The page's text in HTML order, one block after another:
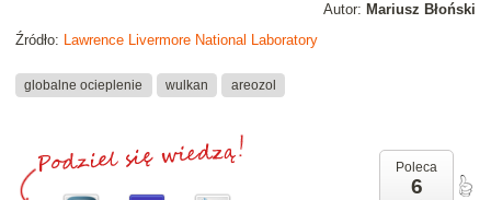
Autor: Mariusz Błoński
Źródło: Lawrence Livermore National Laboratory
globalne ocieplenie wulkan areozol
Poleca
6